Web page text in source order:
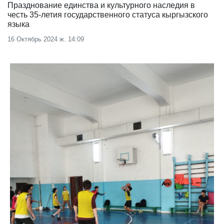
Празднование единства и культурного наследия в
честь 35-летия государственного статуса кыргызского
языка
16 Октябрь 2024 ж. 14:09